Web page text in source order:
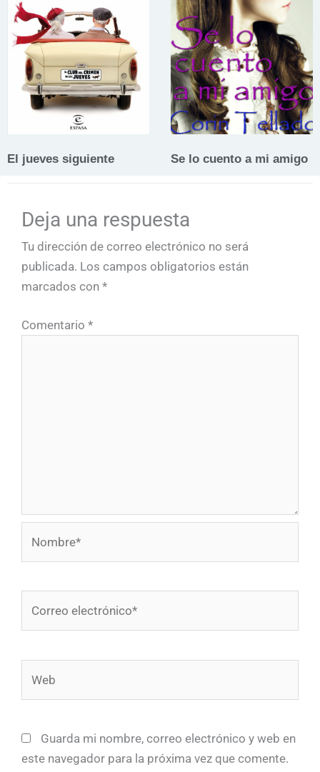
El jueves siguiente Se lo cuento a mi amigo
Deja una respuesta
Tu dirección de correo electrónico no será
publicada. Los campos obligatorios están
marcados con *
Comentario *
Guarda mi nombre, correo electrónico y web en
este navegador para la próxima vez que comente.